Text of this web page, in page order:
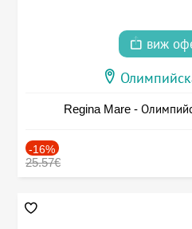
виж
Regina Mare -
-16%
25.57€